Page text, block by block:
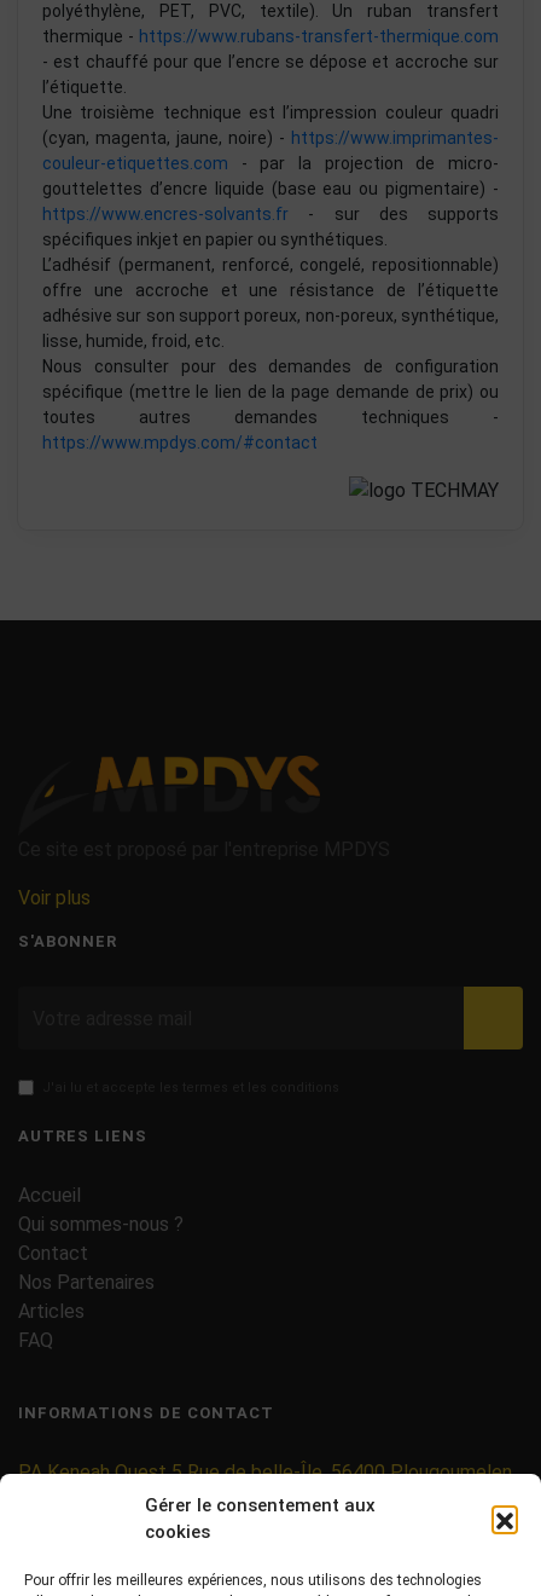
Gérer le consentement aux
cookies
Pour offrir les meilleures expériences, nous utilisons des technologies
polyéthylène, PET, PVC, textile). Un ruban transfert
thermique - https://www.rubans-transfert-thermique.com
- est chauffé pour que l’encre se dépose et accroche sur
l’étiquette.
Une troisième technique est l’impression couleur quadri
(cyan, magenta, jaune, noire) - https://www.imprimantes-
couleur-etiquettes.com - par la projection de micro-
gouttelettes d’encre liquide (base eau ou pigmentaire) -
https://www.encres-solvants.fr - sur des supports
spécifiques inkjet en papier ou synthétiques.
L’adhésif (permanent, renforcé, congelé, repositionnable)
offre une accroche et une résistance de l’étiquette
adhésive sur son support poreux, non-poreux, synthétique,
lisse, humide, froid, etc.
Nous consulter pour des demandes de configuration
spécifique (mettre le lien de la page demande de prix) ou
toutes autres demandes techniques -
https://www.mpdys.com/#contact
Voir plus
S'ABONNER
AUTRES LIENS
Accueil
Qui sommes-nous ?
Contact
Nos Partenaires
Articles
FAQ
INFORMATIONS DE CONTACT
PA Keneah Ouest 5 Rue de belle-Île, 56400 Plougoumelen
contact@etiquettes-adhesives-rouleaux.com
09 71 37 25 93